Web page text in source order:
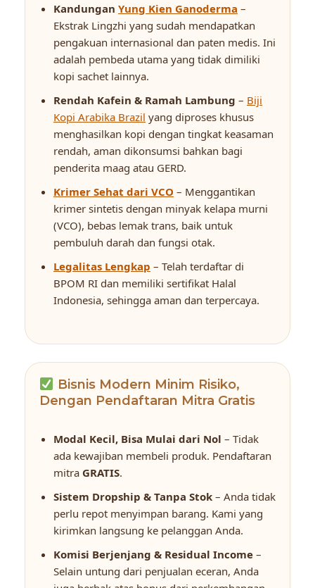
Kandungan Yung Kien Ganoderma –
Ekstrak Lingzhi yang sudah mendapatkan
pengakuan internasional dan paten medis. Ini
adalah pembeda utama yang tidak dimiliki
kopi sachet lainnya.
Rendah Kafein & Ramah Lambung – Biji
Kopi Arabika Brazil yang diproses khusus
menghasilkan kopi dengan tingkat keasaman
rendah, aman dikonsumsi bahkan bagi
penderita maag atau GERD.
Krimer Sehat dari VCO – Menggantikan
krimer sintetis dengan minyak kelapa murni
(VCO), bebas lemak trans, baik untuk
pembuluh darah dan fungsi otak.
Legalitas Lengkap – Telah terdaftar di
BPOM RI dan memiliki sertifikat Halal
Indonesia, sehingga aman dan terpercaya.
Bisnis Modern Minim Risiko,
Dengan Pendaftaran Mitra Gratis
Modal Kecil, Bisa Mulai dari Nol – Tidak
ada kewajiban membeli produk. Pendaftaran
mitra GRATIS.
Sistem Dropship & Tanpa Stok – Anda tidak
perlu repot menyimpan barang. Kami yang
kirimkan langsung ke pelanggan Anda.
Komisi Berjenjang & Residual Income –
Selain untung dari penjualan eceran, Anda